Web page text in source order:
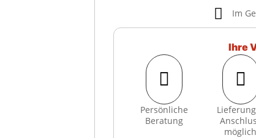
 Im
Ihre

Persönliche
Beratung

möglich